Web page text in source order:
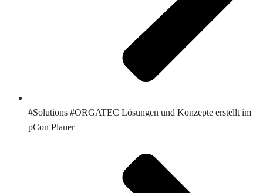
#Solutions #ORGATEC Lösungen und Konzepte erstellt im
pCon Planer